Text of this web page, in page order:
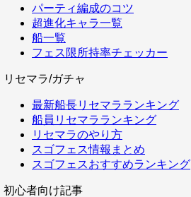
パーティ編成のコツ
超進化キャラ一覧
船一覧
フェス限所持率チェッカー
リセマラ/ガチャ
最新船長リセマラランキング
船員リセマラランキング
リセマラのやり方
スゴフェス情報まとめ
スゴフェスおすすめランキング
初心者向け記事